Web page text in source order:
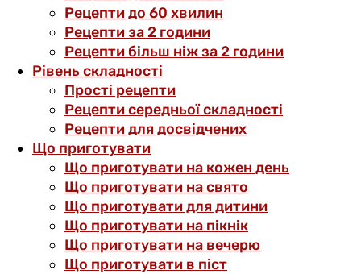
Рецепти до 60 хвилин
Рецепти за 2 години
Рецепти більш ніж за 2 години
Рівень складності
Прості рецепти
Рецепти середньої складності
Рецепти для досвідчених
Що приготувати
Що приготувати на кожен день
Що приготувати на свято
Що приготувати для дитини
Що приготувати на пікнік
Що приготувати на вечерю
Що приготувати в піст